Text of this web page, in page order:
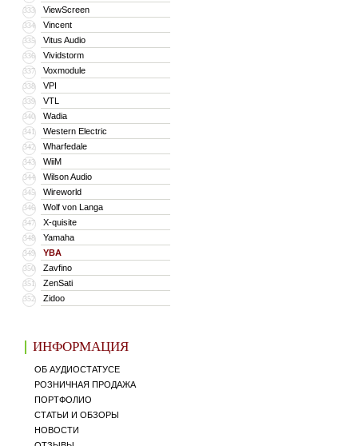
333 ViewScreen
334 Vincent
335 Vitus Audio
336 Vividstorm
337 Voxmodule
338 VPI
339 VTL
340 Wadia
341 Western Electric
342 Wharfedale
343 WiiM
344 Wilson Audio
345 Wireworld
346 Wolf von Langa
347 X-quisite
348 Yamaha
349 YBA
350 Zavfino
351 ZenSati
352 Zidoo
ИНФОРМАЦИЯ
ОБ АУДИОСТАТУСЕ
РОЗНИЧНАЯ ПРОДАЖА
ПОРТФОЛИО
СТАТЬИ И ОБЗОРЫ
НОВОСТИ